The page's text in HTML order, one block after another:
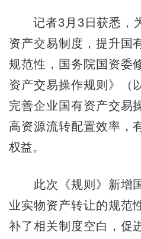
记者3月3日获悉，
资产交易制度，提升国
规范性，国务院国资委
资产交易操作规则》（
完善企业国有资产交易
高资源流转配置效率，
权益。
此次《规则》新增国
业实物资产转让的规范
补了相关制度空白，促